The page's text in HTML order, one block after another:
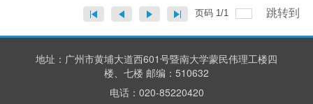
页码 1/1 跳转到
地址：广州市黄埔大道西601号暨南大学蒙民伟理工楼四
楼、七楼 邮编：510632
电话：020-85220420